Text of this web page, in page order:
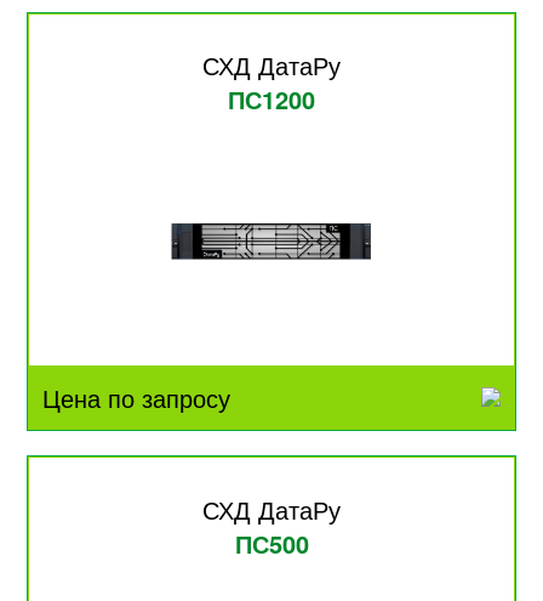
СХД ДатаРу
ПС1200
Цена по запросу
СХД ДатаРу
ПС500